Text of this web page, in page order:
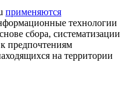
применяются
технологии
сбора, систематизации
предпочтениям
на территории